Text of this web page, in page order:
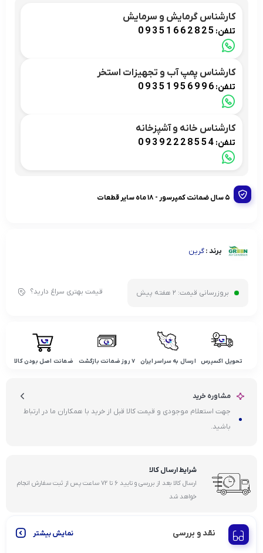
کارشناس گرمایش و سرمایش
تلفن: 09351662825
کارشناس پمپ آب و تجهیزات استخر
تلفن: 09351956996
کارشناس خانه و آشپزخانه
تلفن: 09392228554
۵ سال ضمانت کمپرسور - ۱۸ ماه سایر قطعات
برند :گرین
بروزرسانی قیمت: 2 هفته پیش قیمت بهتری سراغ دارید؟
تحویل اکسپرس ارسال به سراسر ایران ۷ روز ضمانت بازگشت ضمانت اصل بودن کالا
مشاوره خرید
جهت استعلام موجودی و قیمت کالا قبل از خرید با همکاران ما در ارتباط
باشید.
شرایط ارسال کالا
ارسال کالا بعد از بررسی و تایید ۶ تا ۷۲ ساعت پس از ثبت سفارش انجام
خواهد شد
نقد و بررسی نمایش بیشتر